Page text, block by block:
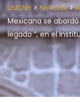
UMSNH > Noticias>
Mexicana se
legado ”, en el